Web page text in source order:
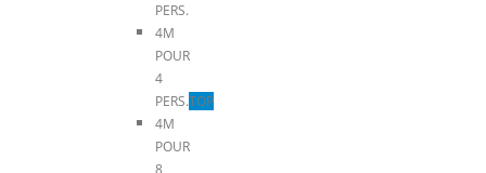
PERS.
4M
POUR
4
PERS.TOP
4M
POUR
8